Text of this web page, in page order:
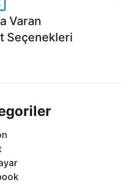
Varan
Seçenekleri